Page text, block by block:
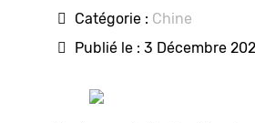
Catégorie : Chine
Publié le : 3 Décembre